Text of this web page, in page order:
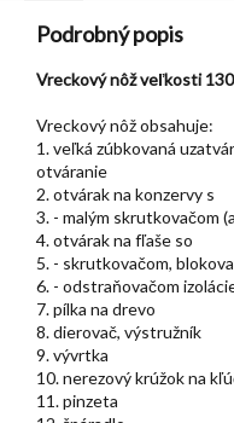
Podrobný popis
Vreckový nôž veľkosti
Vreckový nôž obsahuje:
1. veľká zúbkovaná
otváranie
2. otvárak na konzervy s
3. - malým skrutkovačom
4. otvárak na fľaše so
5. - skrutkovačom,
6. - odstraňovačom
7. pílka na drevo
8. dierovač, výstružník
9. vývrtka
10. nerezový krúžok na
11. pinzeta